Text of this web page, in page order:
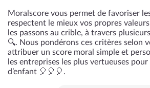
Moralscore vous permet de favoriser
respectent le mieux vos propres
les passons au crible, à travers
🔍. Nous pondérons ces critères selon
attribuer un score moral simple et
les entreprises les plus vertueuses
d’enfant 🎈🎈🎈.